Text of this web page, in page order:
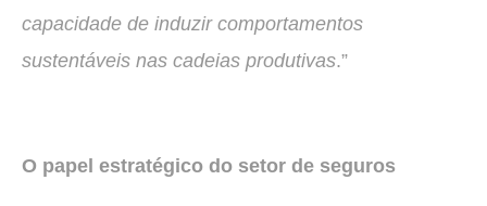
capacidade de induzir comportamentos
sustentáveis nas cadeias produtivas.”
O papel estratégico do setor de seguros